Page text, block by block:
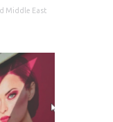
Middle East